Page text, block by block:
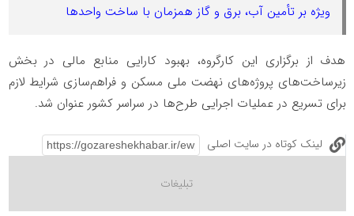
ویژه بر تأمین آب، برق و گاز همزمان با ساخت واحدها
هدف از برگزاری این کارگروه، بهبود کارایی منابع مالی در بخش
زیرساخت‌های پروژه‌های نهضت ملی مسکن و فراهم‌سازی شرایط لازم
برای تسریع در عملیات اجرایی طرح‌ها در سراسر کشور عنوان شد.
لینک کوتاه در سایت اصلی